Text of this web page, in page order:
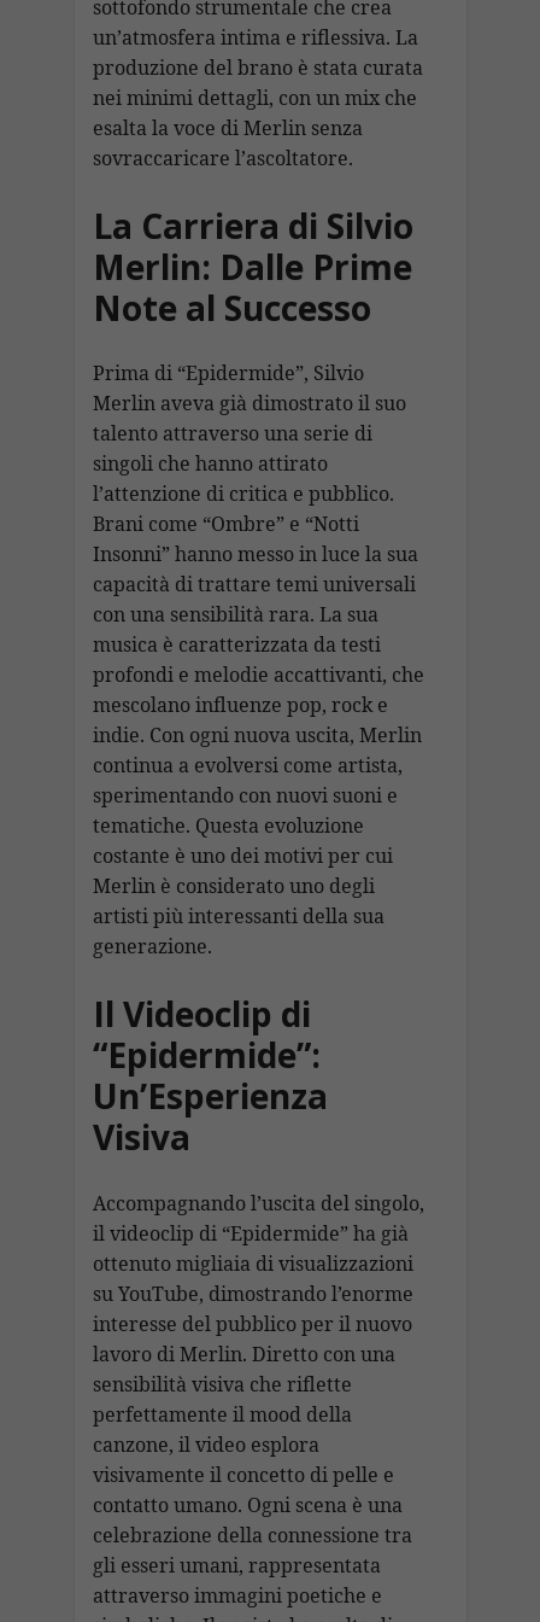
sottofondo strumentale che crea
un’atmosfera intima e riflessiva. La
produzione del brano è stata curata
nei minimi dettagli, con un mix che
esalta la voce di Merlin senza
sovraccaricare l’ascoltatore.
La Carriera di Silvio
Merlin: Dalle Prime
Note al Successo
Prima di “Epidermide”, Silvio
Merlin aveva già dimostrato il suo
talento attraverso una serie di
singoli che hanno attirato
l’attenzione di critica e pubblico.
Brani come “Ombre” e “Notti
Insonni” hanno messo in luce la sua
capacità di trattare temi universali
con una sensibilità rara. La sua
musica è caratterizzata da testi
profondi e melodie accattivanti, che
mescolano influenze pop, rock e
indie. Con ogni nuova uscita, Merlin
continua a evolversi come artista,
sperimentando con nuovi suoni e
tematiche. Questa evoluzione
costante è uno dei motivi per cui
Merlin è considerato uno degli
artisti più interessanti della sua
generazione.
Il Videoclip di
“Epidermide”:
Un’Esperienza
Visiva
Accompagnando l’uscita del singolo,
il videoclip di “Epidermide” ha già
ottenuto migliaia di visualizzazioni
su YouTube, dimostrando l’enorme
interesse del pubblico per il nuovo
lavoro di Merlin. Diretto con una
sensibilità visiva che riflette
perfettamente il mood della
canzone, il video esplora
visivamente il concetto di pelle e
contatto umano. Ogni scena è una
celebrazione della connessione tra
gli esseri umani, rappresentata
attraverso immagini poetiche e